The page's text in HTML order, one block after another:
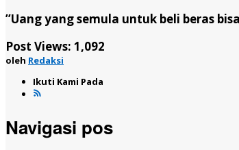
’’Uang yang semula untuk beli beras
Post Views: 1,092
oleh Redaksi
Ikuti Kami Pada
Navigasi pos